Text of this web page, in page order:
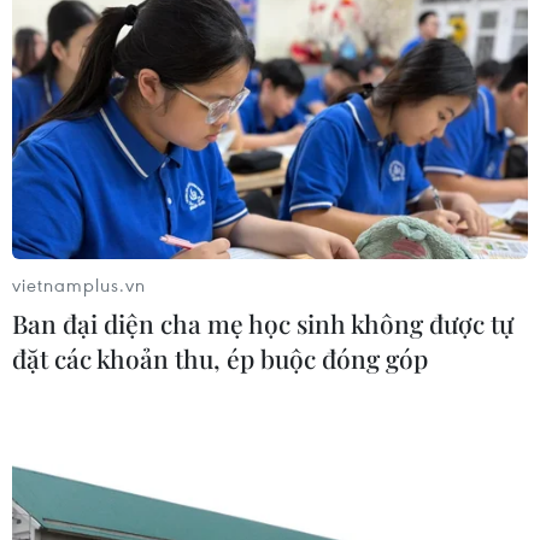
Nhà bán lẻ thời trang trực tuyến lớn
nhất châu Âu thu hẹp dự báo lợi
nhuận
05/08/2026 08:55
Lợi nhuận doanh nghiệp tăng tốc tạo
nền tảng cho thị trường chứng
05/08/2026 08:44
Công nghệ AI từ OPES gây ấn tượng
vietnamplus.vn
Ban đại diện cha mẹ học sinh không được tự
đặt các khoản thu, ép buộc đóng góp